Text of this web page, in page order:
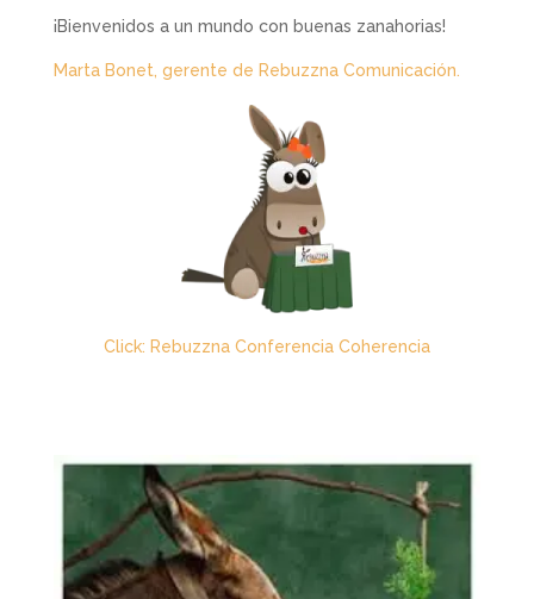
¡Bienvenidos a un mundo con buenas zanahorias!
Marta Bonet, gerente de Rebuzzna Comunicación.
Click: Rebuzzna Conferencia Coherencia